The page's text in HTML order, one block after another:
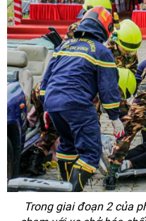
Trong giai đoạn 2 của